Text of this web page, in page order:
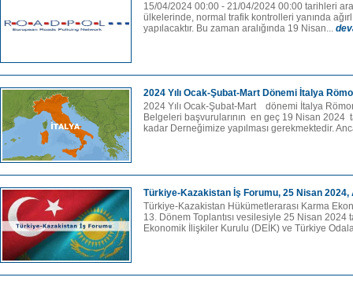
15/04/2024 00:00 - 21/04/2024 00:00 tarihleri
ülkelerinde, normal trafik kontrolleri yanında
yapılacaktır. Bu zaman aralığında 19 Nisan...
2024 Yılı Ocak-Şubat-Mart Dönemi İtalya
2024 Yılı Ocak-Şubat-Mart dönemi İtalya
Belgeleri başvurularının en geç 19 Nisan 2024
kadar Derneğimize yapılması gerekmektedir.
Türkiye-Kazakistan İş Forumu, 25 Nisan 2024,
Türkiye-Kazakistan Hükümetlerarası Karma
13. Dönem Toplantısı vesilesiyle 25 Nisan 2024
Ekonomik İlişkiler Kurulu (DEİK) ve Türkiye